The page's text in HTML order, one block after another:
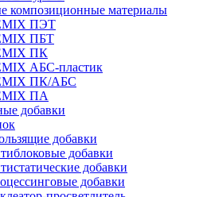
композиционные материалы
ПЭТ
ПБТ
ПК
АБС-пластик
ПК/АБС
ПА
добавки
добавки
добавки
добавки
добавки